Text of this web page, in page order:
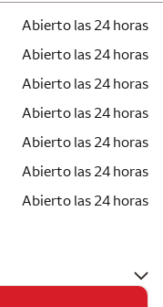
Abierto las 24 horas
Abierto las 24 horas
Abierto las 24 horas
Abierto las 24 horas
Abierto las 24 horas
Abierto las 24 horas
Abierto las 24 horas